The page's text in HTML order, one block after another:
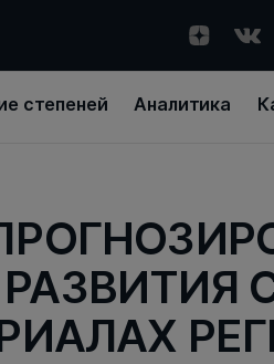
степеней Аналитика